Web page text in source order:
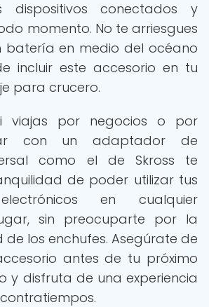
dispositivos conectados y
momento. No te arriesgues
batería en medio del océano
incluir este accesorio en tu
para crucero.
viajas por negocios o por
con un adaptador de
como el de Skross te
de poder utilizar tus
en cualquier
sin preocuparte por la
los enchufes. Asegúrate de
antes de tu próximo
y disfruta de una experiencia